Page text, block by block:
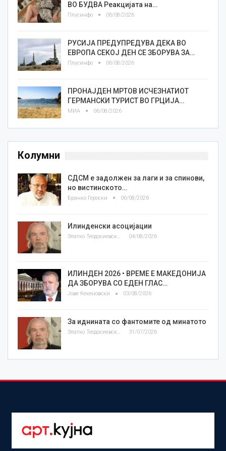
ВО БУДВА Реакцијата на…
Плусинфо 06/08/2026
РУСИЈА ПРЕДУПРЕДУВА ДЕКА ВО
ЕВРОПА СЕКОЈ ДЕН СЕ ЗБОРУВА ЗА…
Плусинфо 06/08/2026
ПРОНАЈДЕН МРТОВ ИСЧЕЗНАТИОТ
ГЕРМАНСКИ ТУРИСТ ВО ГРЦИЈА…
МИА 06/08/2026
Колумни
СДСМ е задолжен за лаги и за спинови,
но вистинското…
Бранко Героски 06/08/2026
Илинденски асоцијации
Златко Теодосиевски 04/08/2026
ИЛИНДЕН 2026 • ВРЕМЕ Е МАКЕДОНИЈА
ДА ЗБОРУВА СО ЕДЕН ГЛАС…
Јове Кекеновски 03/08/2026
За иднината со фантомите од минатото
Златко Теодосиевски 31/07/2026